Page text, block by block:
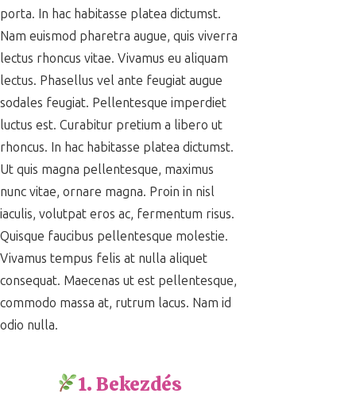
porta. In hac habitasse platea dictumst.
Nam euismod pharetra augue, quis viverra
lectus rhoncus vitae. Vivamus eu aliquam
lectus. Phasellus vel ante feugiat augue
sodales feugiat. Pellentesque imperdiet
luctus est. Curabitur pretium a libero ut
rhoncus. In hac habitasse platea dictumst.
Ut quis magna pellentesque, maximus
nunc vitae, ornare magna. Proin in nisl
iaculis, volutpat eros ac, fermentum risus.
Quisque faucibus pellentesque molestie.
Vivamus tempus felis at nulla aliquet
consequat. Maecenas ut est pellentesque,
commodo massa at, rutrum lacus. Nam id
odio nulla.
1. Bekezdés